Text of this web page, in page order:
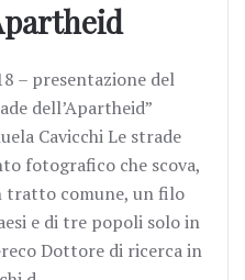
– presentazione del
dell’Apartheid”
Cavicchi Le strade
fotografico che scova,
tratto comune, un filo
e di tre popoli solo in
Dottore di ricerca in